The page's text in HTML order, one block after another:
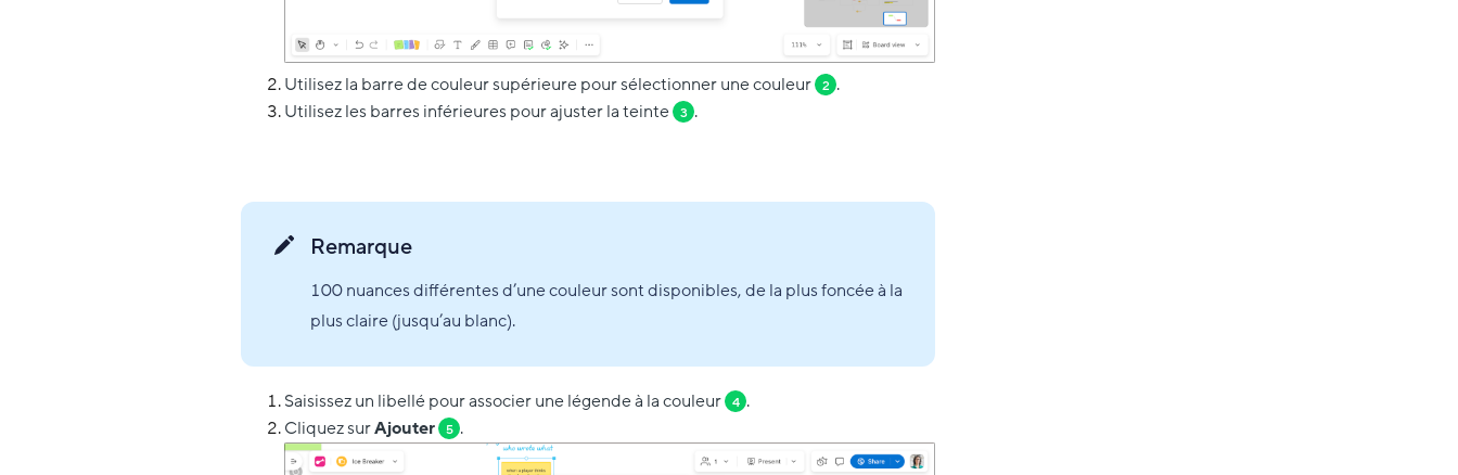
Utilisez la barre de couleur supérieure pour sélectionner une couleur 2 .
Utilisez les barres inférieures pour ajuster la teinte
3 .
Remarque
100 nuances différentes d’une couleur sont disponibles, de la plus foncée à la
plus claire (jusqu’au blanc).
Saisissez un libellé pour associer une légende à la couleur 4 .
Cliquez surAjouter 5 .